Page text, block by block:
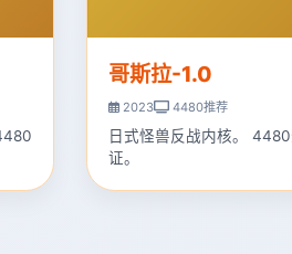
哥斯拉-1.0
2023 4480推荐
日式怪兽反战内核。
证。